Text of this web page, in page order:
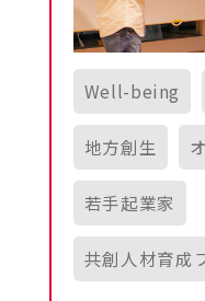
Well-being
地方創生
若手起業家
共創人材育成